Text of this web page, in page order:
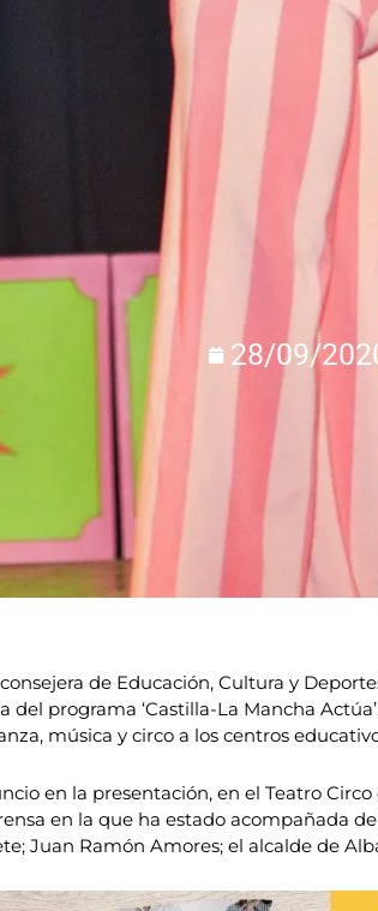
28/09/
de Educación, Cultura y
programa ‘Castilla-La Mancha
música y circo a los centros
en la presentación, en el Teatro
en la que ha estado acompañada
Juan Ramón Amores; el alcalde de